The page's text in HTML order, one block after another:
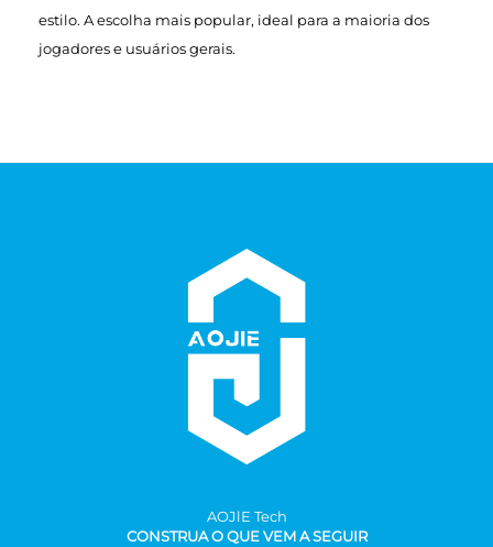
estilo. A escolha mais popular, ideal para a maioria dos
jogadores e usuários gerais.
AOJlE Tech
CONSTRUA O QUE VEM A SEGUIR